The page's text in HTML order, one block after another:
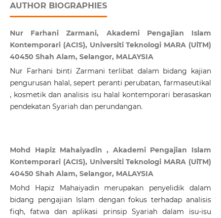
AUTHOR BIOGRAPHIES
Nur Farhani Zarmani, Akademi Pengajian Islam
Kontemporari (ACIS), Universiti Teknologi MARA (UiTM)
40450 Shah Alam, Selangor, MALAYSIA
Nur Farhani binti Zarmani terlibat dalam bidang kajian
pengurusan halal, sepert peranti perubatan, farmaseutikal
, kosmetik dan analisis isu halal kontemporari berasaskan
pendekatan Syariah dan perundangan.
Mohd Hapiz Mahaiyadin , Akademi Pengajian Islam
Kontemporari (ACIS), Universiti Teknologi MARA (UiTM)
40450 Shah Alam, Selangor, MALAYSIA
Mohd Hapiz Mahaiyadin merupakan penyelidik dalam
bidang pengajian Islam dengan fokus terhadap analisis
fiqh, fatwa dan aplikasi prinsip Syariah dalam isu-isu